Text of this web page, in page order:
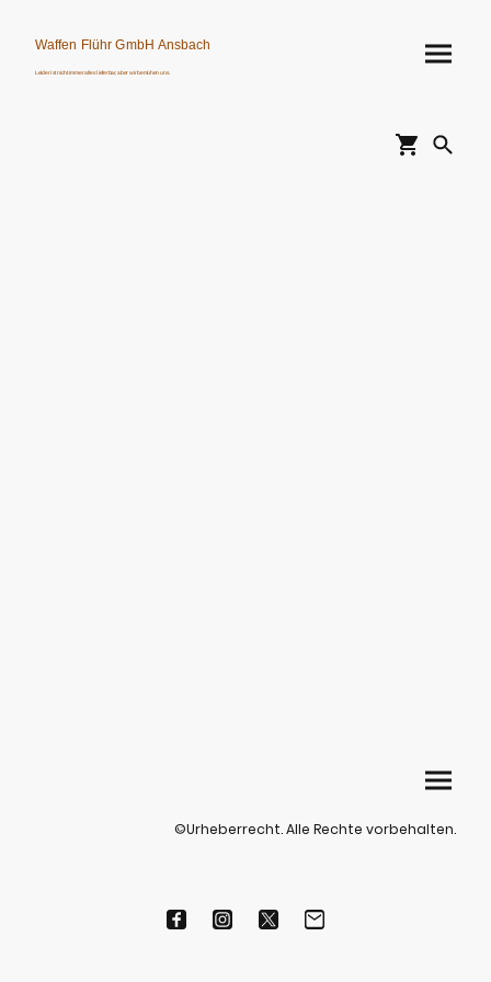
Waffen Flühr GmbH Ansbach
Leider ist nicht immer alles lieferbar, aber wir bemühen uns.
©Urheberrecht. Alle Rechte vorbehalten.